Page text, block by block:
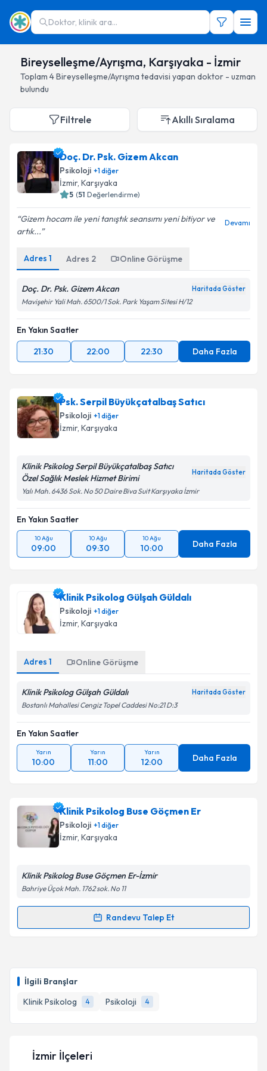
Doktor, klinik ara...
Bireyselleşme/Ayrışma, Karşıyaka - İzmir
Toplam 4Bireyselleşme/Ayrışma tedavisi yapan doktor - uzman
bulundu
İlgili Branşlar
Klinik Psikolog
4 Psikoloji 4
Filtrele Akıllı Sıralama
Doç. Dr. Psk. Gizem Akcan
Psikoloji +1diğer
İzmir, Karşıyaka
5 (51 Değerlendirme)
Gizem hocam ile yeni tanıştık seansımı yeni bitiyor ve
artık...
Devamı
Adres 1 Adres 2 Online Görüşme
Doç. Dr. Psk. Gizem Akcan Haritada Göster
Mavişehir Yali Mah. 6500/1 Sok. Park Yaşam Sitesi H/12
En Yakın Saatler
21:30
22:00 22:30 Daha Fazla
Psk. Serpil Büyükçatalbaş Satıcı
Psikoloji +1diğer
İzmir, Karşıyaka
Klinik Psikolog Serpil Büyükçatalbaş Satıcı
Özel Sağlık Meslek Hizmet Birimi
Haritada Göster
Yalı Mah. 6436 Sok. No 50 Daire Biva Suit Karşıyaka İzmir
En Yakın Saatler
10 Ağu
09:00
10 Ağu
09:30
10 Ağu
10:00 Daha Fazla
Klinik Psikolog Gülşah Güldalı
Psikoloji +1diğer
İzmir, Karşıyaka
Adres 1 Online Görüşme
Klinik Psikolog Gülşah Güldalı Haritada Göster
Bostanlı Mahallesi Cengiz Topel Caddesi No:21 D:3
En Yakın Saatler
Yarın
10:00
Yarın
11:00
Yarın
12:00 Daha Fazla
Klinik Psikolog Buse Göçmen Er
Psikoloji +1diğer
İzmir, Karşıyaka
Klinik Psikolog Buse Göçmen Er-İzmir
Bahriye Üçok Mah. 1762 sok. No 11
Randevu Talep Et
Randevu Takvimi Talebi
almanız için bir takvim hazırlandığında e-posta ile
bilgilendireceğiz.
E-posta Adresiniz
İzmir İlçeleri